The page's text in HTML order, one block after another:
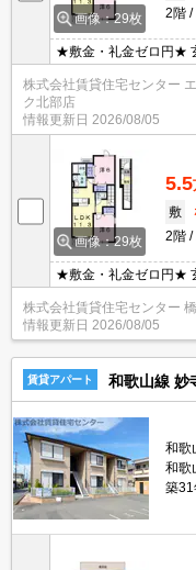
画像：29枚
2階
★敷金・礼金ゼロ円★
渉は、賃貸住宅センタ
株式会社賃貸住宅センター
ク北部店
情報更新日 2026/08/05
画像：29枚
5.5
敷
2階
★敷金・礼金ゼロ円★
渉は、賃貸住宅センタ
株式会社賃貸住宅センター
情報更新日 2026/08/05
賃貸アパート 和歌山線 妙
和歌
和歌
築31